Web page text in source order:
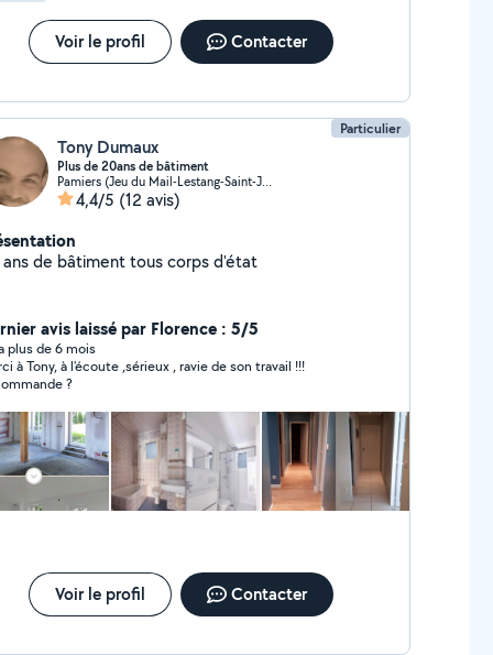
Voir le profil Contacter
Particulier
Tony Dumaux
Plus de 20ans de bâtiment
Pamiers (Jeu du Mail-Lestang-Saint-Jean)
4,4/5 (12 avis)
de bâtiment tous corps d'état
avis laissé par Florence : 5/5
plus de 6 mois
à Tony, à l'écoute ,sérieux , ravie de son travail !!!
?
Voir le profil Contacter